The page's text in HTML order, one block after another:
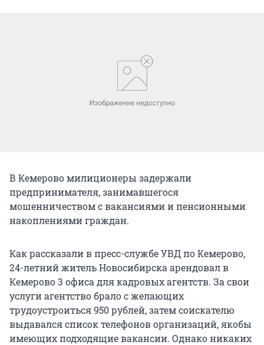
В Кемерово милиционеры задержали
предпринимателя, занимавшегося
мошенничеством с вакансиями и пенсионными
накоплениями граждан.
Как рассказали в пресс-службе УВД по Кемерово,
24-летний житель Новосибирска арендовал в
Кемерово 3 офиса для кадровых агентств. За свои
услуги агентство брало с желающих
трудоустроиться 950 рублей, затем соискателю
выдавался список телефонов организаций, якобы
имеющих подходящие вакансии. Однако никаких